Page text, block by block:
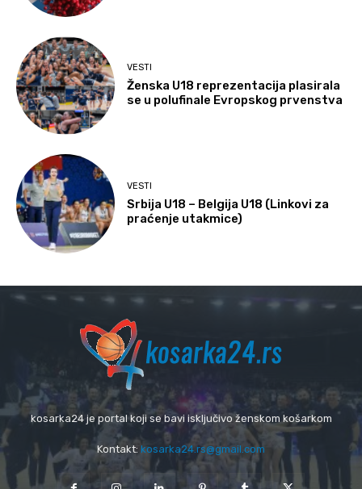
VESTI
Ženska U18 reprezentacija plasirala
se u polufinale Evropskog prvenstva
VESTI
Srbija U18 – Belgija U18 (Linkovi za
praćenje utakmice)
kosarka24 je portal koji se bavi isključivo ženskom košarkom
Kontakt: kosarka24.rs@gmail.com